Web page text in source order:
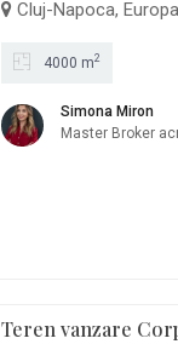
Cluj-Napoca, Europa
4000 m2
Simona Miron
Master Broker
Teren vanzare